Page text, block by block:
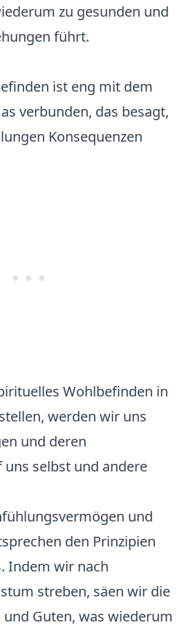
zu gesunden und
führt.
ist eng mit dem
verbunden, das besagt,
Konsequenzen
Wohlbefinden in
werden wir uns
und deren
selbst und andere
und
den Prinzipien
Indem wir nach
streben, säen wir die
und Guten, was wiederum